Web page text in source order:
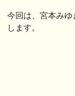
今回は、宮本み
します。